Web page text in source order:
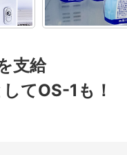
支給
てOS-1も！